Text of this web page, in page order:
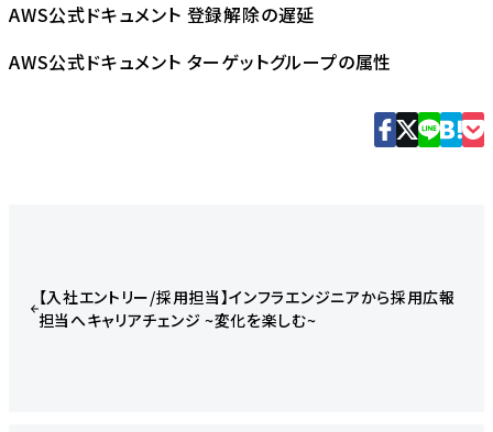
AWS公式ドキュメント 登録解除の遅延
AWS公式ドキュメント ターゲットグループの属性
【入社エントリー/採用担当】インフラエンジニアから採用広報
担当へキャリアチェンジ ~変化を楽しむ~